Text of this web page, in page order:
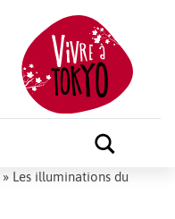
» Les illuminations du